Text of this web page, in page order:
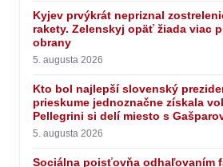
Kyjev prvýkrát nepriznal
rakety. Zelenskyj opäť žiada viac
obrany
5. augusta 2026
Kto bol najlepší slovenský
prieskume jednoznačne získala
Pellegrini si delí miesto s
5. augusta 2026
Sociálna poisťovňa odhaľovaním